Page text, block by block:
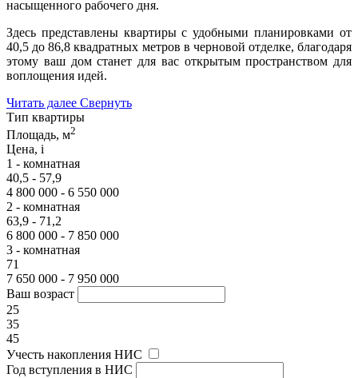
насыщенного рабочего дня.
Здесь представлены квартиры с удобными планировками от
40,5 до 86,8 квадратных метров в черновой отделке, благодаря
этому ваш дом станет для вас открытым пространством для
воплощения идей.
Читать далее Свернуть
Тип квартиры
Площадь, м2
Цена, i
1 - комнатная
40,5 - 57,9
4 800 000 - 6 550 000
2 - комнатная
63,9 - 71,2
6 800 000 - 7 850 000
3 - комнатная
71
7 650 000 - 7 950 000
Ваш возраст
25
35
45
Учесть накопления НИС
Год вступления в НИС